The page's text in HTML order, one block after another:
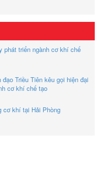
phát triển ngành cơ khí chế
đạo Triều Tiên kêu gọi hiện đại
cơ khí chế tạo
cơ khí tại Hải Phòng